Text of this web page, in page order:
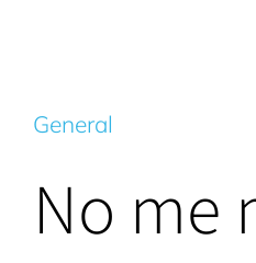
General
No me